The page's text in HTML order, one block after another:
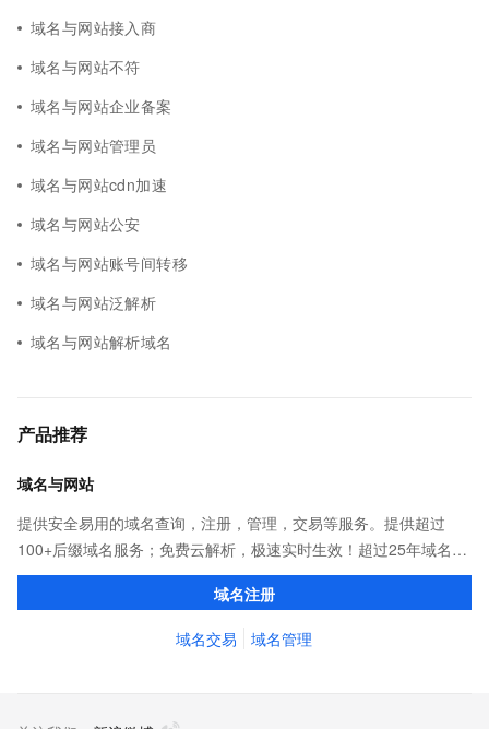
域名与网站接入商
域名与网站不符
域名与网站企业备案
域名与网站管理员
域名与网站cdn加速
域名与网站公安
域名与网站账号间转移
域名与网站泛解析
域名与网站解析域名
产品推荐
域名与网站
提供安全易用的域名查询，注册，管理，交易等服务。提供超过
100+后缀域名服务；免费云解析，极速实时生效！超过25年域名服
务经验，累计超过4000万个域名在阿里云注册，连续多年市场NO.1
域名注册
域名交易 域名管理